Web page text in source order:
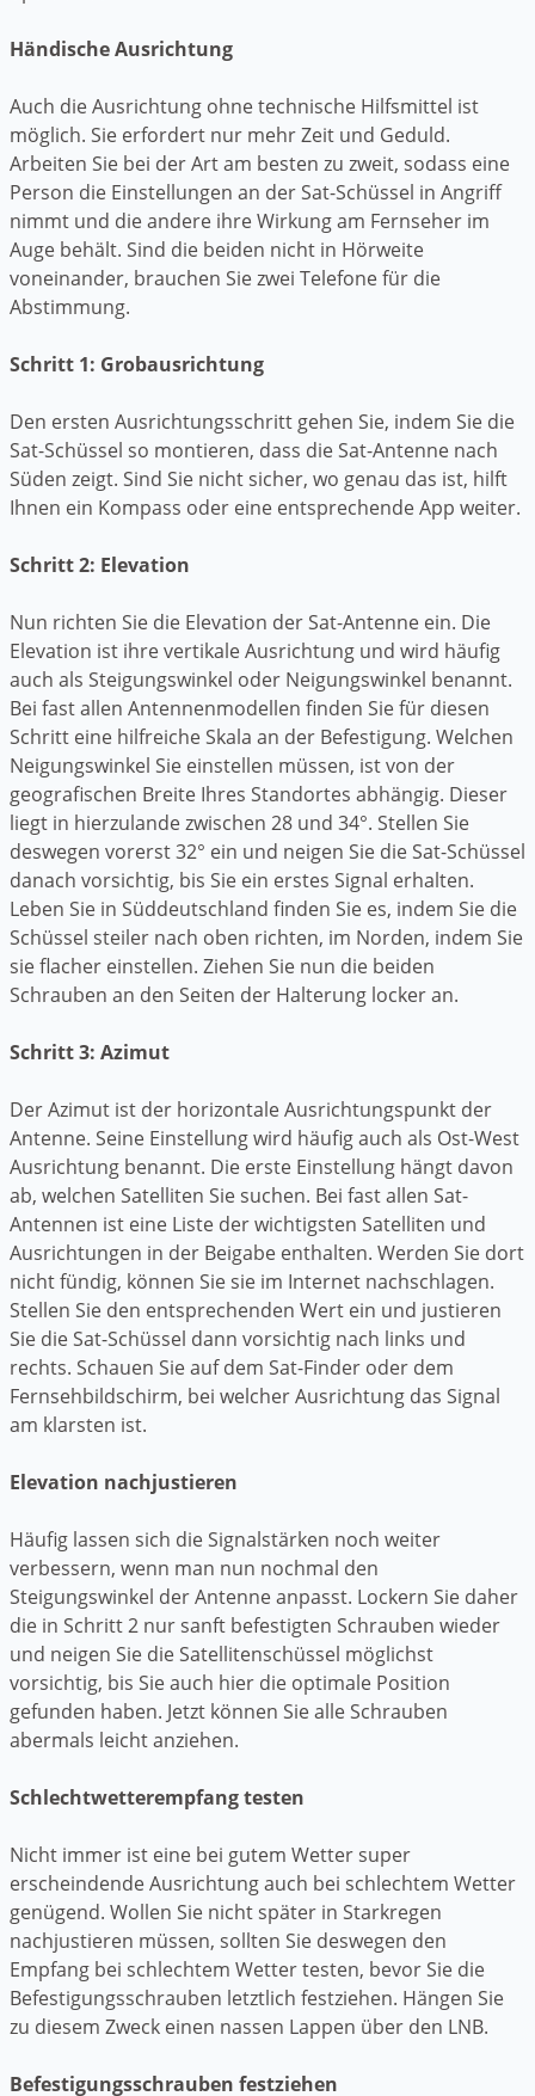
Händische Ausrichtung
Auch die Ausrichtung ohne technische Hilfsmittel ist
möglich. Sie erfordert nur mehr Zeit und Geduld.
Arbeiten Sie bei der Art am besten zu zweit, sodass eine
Person die Einstellungen an der Sat-Schüssel in Angriff
nimmt und die andere ihre Wirkung am Fernseher im
Auge behält. Sind die beiden nicht in Hörweite
voneinander, brauchen Sie zwei Telefone für die
Abstimmung.
Schritt 1: Grobausrichtung
Den ersten Ausrichtungsschritt gehen Sie, indem Sie die
Sat-Schüssel so montieren, dass die Sat-Antenne nach
Süden zeigt. Sind Sie nicht sicher, wo genau das ist, hilft
Ihnen ein Kompass oder eine entsprechende App weiter.
Schritt 2: Elevation
Nun richten Sie die Elevation der Sat-Antenne ein. Die
Elevation ist ihre vertikale Ausrichtung und wird häufig
auch als Steigungswinkel oder Neigungswinkel benannt.
Bei fast allen Antennenmodellen finden Sie für diesen
Schritt eine hilfreiche Skala an der Befestigung. Welchen
Neigungswinkel Sie einstellen müssen, ist von der
geografischen Breite Ihres Standortes abhängig. Dieser
liegt in hierzulande zwischen 28 und 34°. Stellen Sie
deswegen vorerst 32° ein und neigen Sie die Sat-Schüssel
danach vorsichtig, bis Sie ein erstes Signal erhalten.
Leben Sie in Süddeutschland finden Sie es, indem Sie die
Schüssel steiler nach oben richten, im Norden, indem Sie
sie flacher einstellen. Ziehen Sie nun die beiden
Schrauben an den Seiten der Halterung locker an.
Schritt 3: Azimut
Der Azimut ist der horizontale Ausrichtungspunkt der
Antenne. Seine Einstellung wird häufig auch als Ost-West
Ausrichtung benannt. Die erste Einstellung hängt davon
ab, welchen Satelliten Sie suchen. Bei fast allen Sat-
Antennen ist eine Liste der wichtigsten Satelliten und
Ausrichtungen in der Beigabe enthalten. Werden Sie dort
nicht fündig, können Sie sie im Internet nachschlagen.
Stellen Sie den entsprechenden Wert ein und justieren
Sie die Sat-Schüssel dann vorsichtig nach links und
rechts. Schauen Sie auf dem Sat-Finder oder dem
Fernsehbildschirm, bei welcher Ausrichtung das Signal
am klarsten ist.
Elevation nachjustieren
Häufig lassen sich die Signalstärken noch weiter
verbessern, wenn man nun nochmal den
Steigungswinkel der Antenne anpasst. Lockern Sie daher
die in Schritt 2 nur sanft befestigten Schrauben wieder
und neigen Sie die Satellitenschüssel möglichst
vorsichtig, bis Sie auch hier die optimale Position
gefunden haben. Jetzt können Sie alle Schrauben
abermals leicht anziehen.
Schlechtwetterempfang testen
Nicht immer ist eine bei gutem Wetter super
erscheindende Ausrichtung auch bei schlechtem Wetter
genügend. Wollen Sie nicht später in Starkregen
nachjustieren müssen, sollten Sie deswegen den
Empfang bei schlechtem Wetter testen, bevor Sie die
Befestigungsschrauben letztlich festziehen. Hängen Sie
zu diesem Zweck einen nassen Lappen über den LNB.
Befestigungsschrauben festziehen